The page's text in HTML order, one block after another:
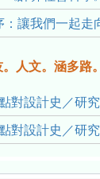
人文。涵多路。